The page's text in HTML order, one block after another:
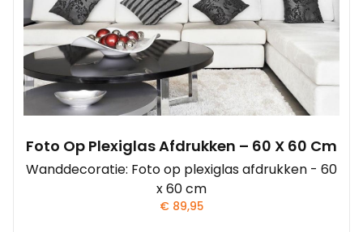
Foto Op Plexiglas Afdrukken – 60 X 60 Cm
Wanddecoratie: Foto op plexiglas afdrukken - 60
x 60 cm
€ 89,95